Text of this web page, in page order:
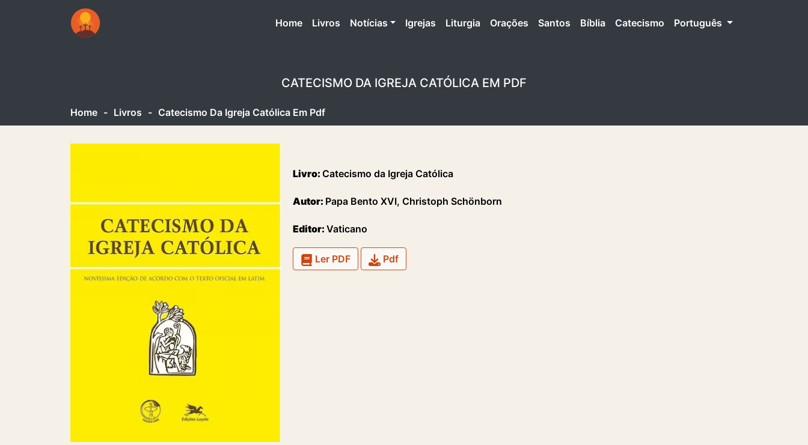
Home(atual)
Livros Notícias Igrejas Liturgia Orações Santos Bíblia Catecismo Português
CATECISMO DA IGREJA CATÓLICA EM PDF
Home - Livros - Catecismo Da Igreja Católica Em Pdf
Livro: Catecismo da Igreja Católica
Autor: Papa Bento XVI, Christoph Schönborn
Editor: Vaticano
Ler PDF Pdf